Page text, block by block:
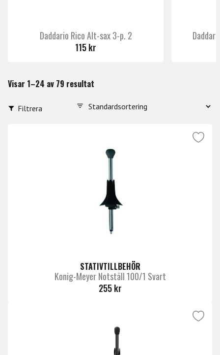
Daddario Rico Alt-sax 3-p. 2
115 kr
Visar 1–24 av 79 resultat
Filtrera
STATIVTILLBEHÖR
Konig-Meyer Notställ 100/1 Svart
255 kr